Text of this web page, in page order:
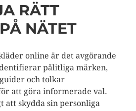
RÄTT
NÄTET
online är det avgörande
pålitliga märken,
och tolkar
att göra informerade val.
att skydda sin personliga